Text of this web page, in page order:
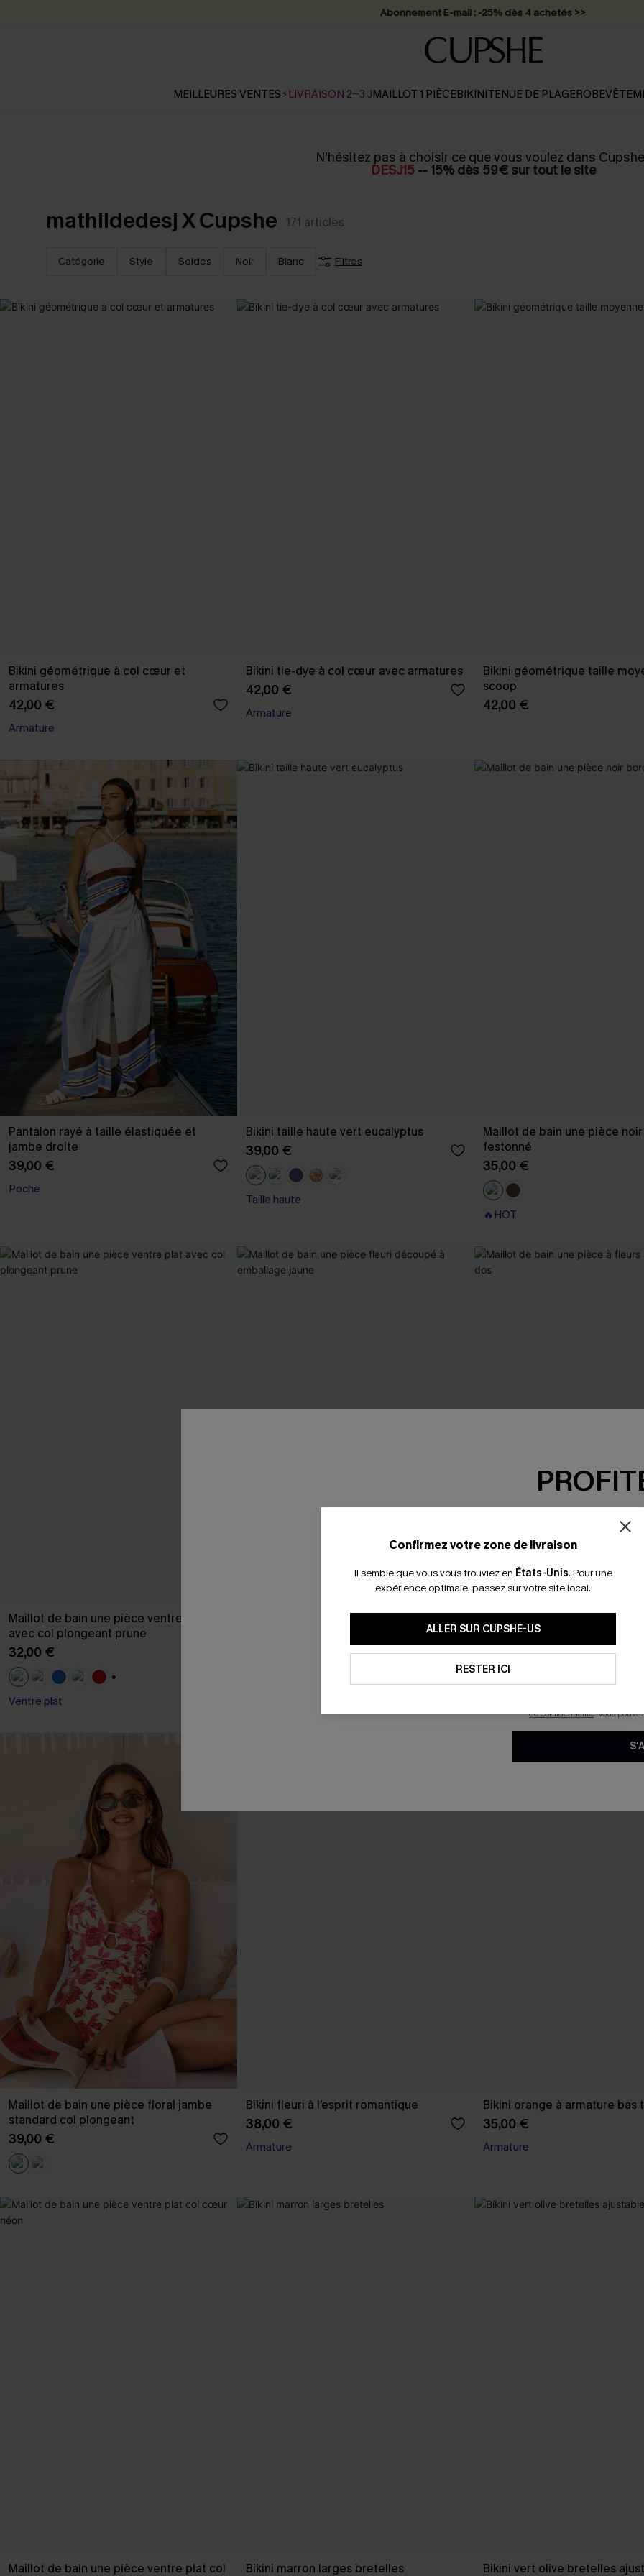
Abonnement E-mail : -25% dès 4 achetés >>
MEILLEURES VENTES⚡LIVRAISON 2-3 JMAILLOT 1 PIÈCEBIKINITENUE DE PLAGEROBE
N'hésitez pas à choisir ce que vous voulez dans
DESJ15 -- 15% dès 59€ sur tout le site
mathildedesj X Cupshe 171 articles
Catégorie Style Soldes Noir Blanc Filtres
Bikini géométrique à col cœur et
armatures
42,00 €
Armature
Bikini tie-dye à col cœur avec armatures
42,00 €
Armature
Bikini géométrique taille
scoop
42,00 €
Pantalon rayé à taille élastiquée et
jambe droite
39,00 €
Poche
Bikini taille haute vert eucalyptus
39,00 €
Taille haute
Maillot de bain une pièce
festonné
35,00 €
🔥HOT
Maillot de bain une pièce ventre plat
avec col plongeant prune
32,00 €
Ventre plat
Maillot de bain une pièce à
dans le dos
35,00 €
Maillot de bain une pièce floral jambe
standard col plongeant
39,00 €
Bikini fleuri à l’esprit romantique
38,00 €
Armature
Bikini orange à armature bas
35,00 €
Armature
Maillot de bain une pièce ventre plat col Bikini marron larges bretelles Bikini vert olive bretelles
Confirmez votre zone de livraison
Il semble que vous vous trouviez en États-Unis. Pour une
expérience optimale, passez sur votre site local.
ALLER SUR CUPSHE-US
RESTER ICI
-15% dès 2
*Un code par
En soumettant votre adresse
mails marketing (y compris
reconnaissez avoir pris
pouvons utiliser les données
technologies de suivi, telles
savoir si ceux-ci ont été
personnaliser nos contenus
produits susceptibles de
de confidentialité. Vous